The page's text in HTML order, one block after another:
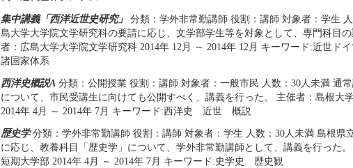
集中講義「西洋近世史研究」
分類：学外非常勤講師 役割：講師 対象者：学生
島大学大学院文学研究科の要請に応じ、文学部学生等を対象として、専門科目
者：広島大学大学院文学研究科 2014年 12月 ～ 2014年 12月 キーワード:近世
諸国家体系
西洋史概説A 分類：公開授業 役割：講師 対象者：一般市民 人数：30人未満 通常
について、市民受講生に向けても公開すべく、講義を行った。 主催者：島根大
2014年 4月 ～ 2014年 7月 キーワード:西洋史 近世 概説
歴史学分類：学外非常勤講師 役割：講師 対象者：学生 人数：30人未満 島根県
に応じ、教養科目「歴史学」について、学外非常勤講師として、講義を行った
短期大学部 2014年 4月 ～ 2014年 7月 キーワード:史学史 歴史観